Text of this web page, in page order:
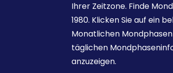
Ihrer Zeitzone. Finde
1980. Klicken Sie auf ein
Monatlichen
täglichen
anzuzeigen.